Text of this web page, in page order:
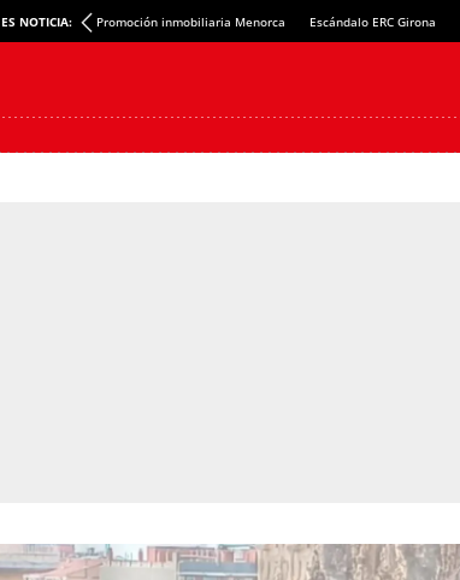
ES NOTICIA: Promoción inmobiliaria Menorca Escándalo ERC Girona